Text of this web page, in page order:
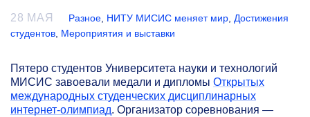
28 МАЯ Разное, НИТУ МИСИС меняет мир, Достижения
студентов Мероприятия и выставки
Пятеро студентов Университета науки и технологий
МИСИС завоевали медали и дипломы Открытых
международных студенческих дисциплинарных
интернет-олимпиад. Организатор соревнования —